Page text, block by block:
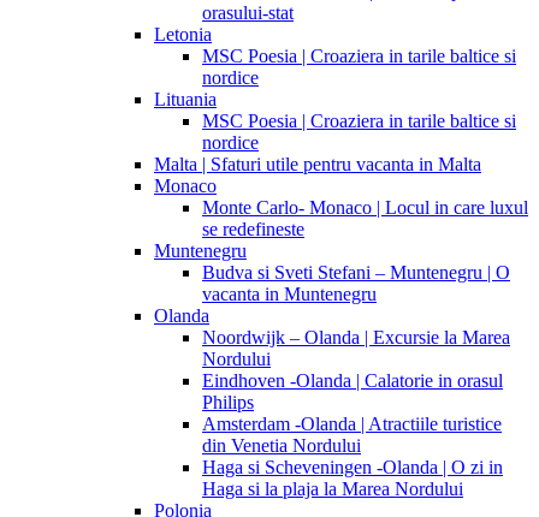
orasului-stat
Letonia
MSC Poesia | Croaziera in tarile baltice si
nordice
Lituania
MSC Poesia | Croaziera in tarile baltice si
nordice
Malta | Sfaturi utile pentru vacanta in Malta
Monaco
Monte Carlo- Monaco | Locul in care luxul
se redefineste
Muntenegru
Budva si Sveti Stefani – Muntenegru | O
vacanta in Muntenegru
Olanda
Noordwijk – Olanda | Excursie la Marea
Nordului
Eindhoven -Olanda | Calatorie in orasul
Philips
Amsterdam -Olanda | Atractiile turistice
din Venetia Nordului
Haga si Scheveningen -Olanda | O zi in
Haga si la plaja la Marea Nordului
Polonia